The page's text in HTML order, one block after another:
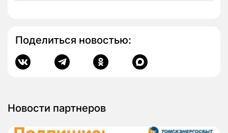
Поделиться новостью:
Новости партнеров